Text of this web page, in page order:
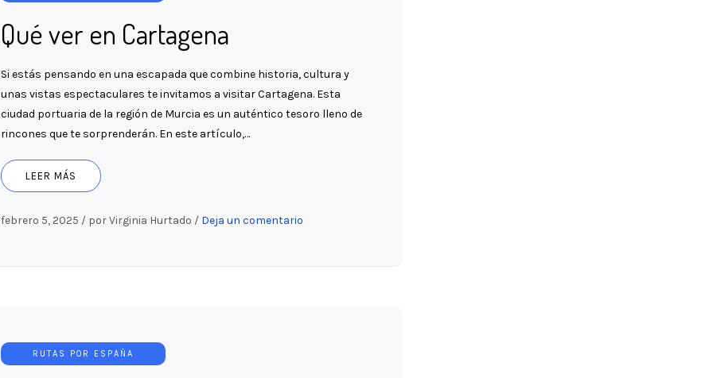
Qué ver en Cartagena
Si estás pensando en una escapada que combine historia, cultura y
unas vistas espectaculares te invitamos a visitar Cartagena. Esta
ciudad portuaria de la región de Murcia es un auténtico tesoro lleno de
rincones que te sorprenderán. En este artículo,…
LEER MÁS
febrero 5, 2025 / por Virginia Hurtado / Deja un comentario
RUTAS POR ESPAÑA